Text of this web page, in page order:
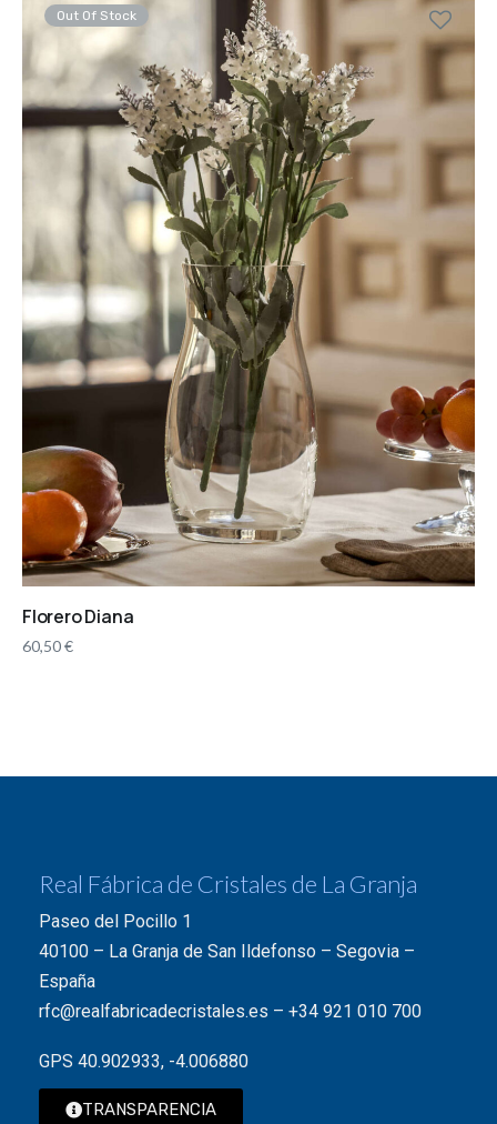
Out Of Stock
Florero Diana
60,50€
Real Fábrica de Cristales de La Granja
Paseo del Pocillo 1
40100 – La Granja de San Ildefonso – Segovia –
España
rfc@realfabricadecristales.es – +34 921 010 700
GPS 40.902933, -4.006880
TRANSPARENCIA